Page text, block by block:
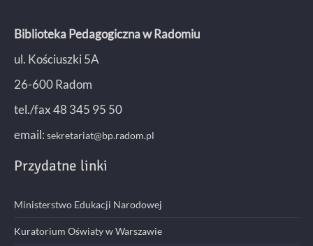
Biblioteka Pedagogiczna w Radomiu
ul. Kościuszki 5A
26-600 Radom
tel./fax 48 345 95 50
email: sekretariat@bp.radom.pl
Przydatne linki
Ministerstwo Edukacji Narodowej
Kuratorium Oświaty w Warszawie